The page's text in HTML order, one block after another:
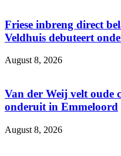
Friese inbreng direct
Veldhuis debuteert
August 8, 2026
Van der Weij velt oude
onderuit in Emmeloord
August 8, 2026